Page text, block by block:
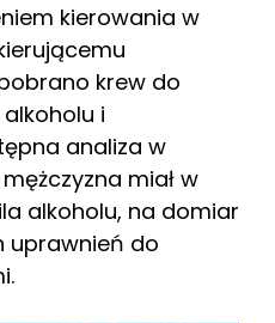
kierowania w
krew do
i
analiza w
miał w
alkoholu, na domiar
uprawnień do